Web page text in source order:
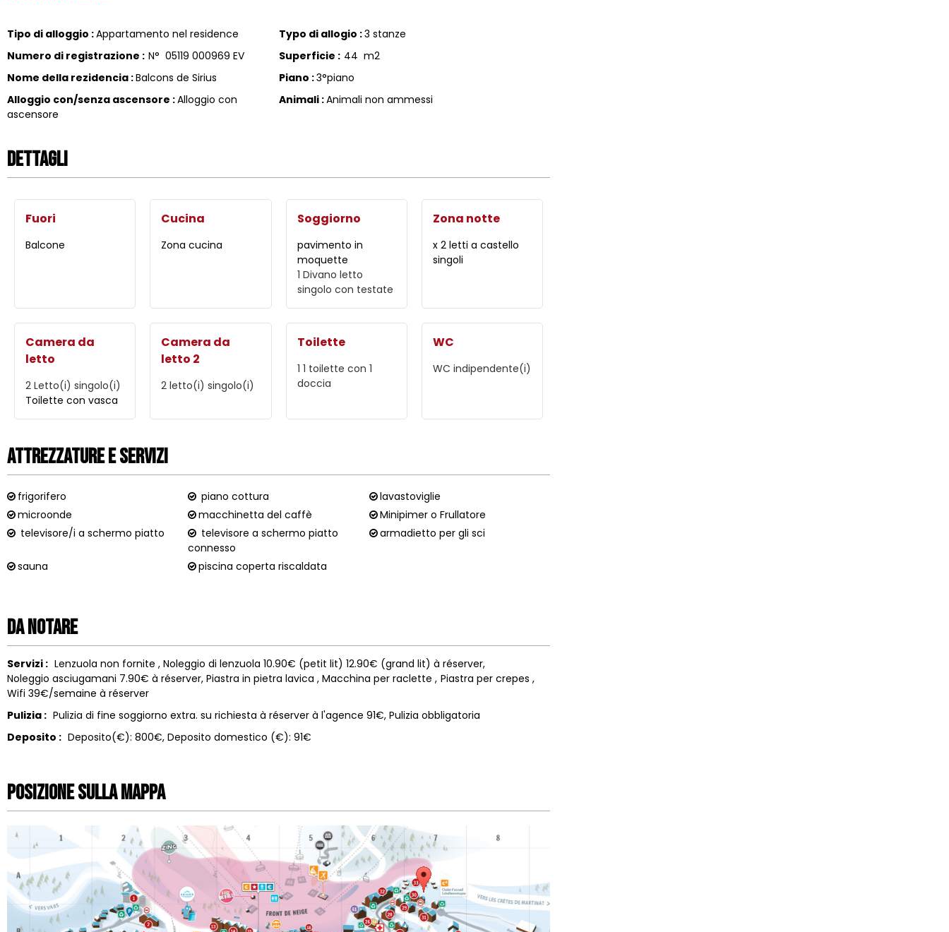
Tipo di alloggio :Appartamento nel residence Typo di allogio :3 stanze
Numero di registrazione : N° 05119 000969 EV Superficie : 44 m2
Nome della rezidencia :Balcons de Sirius Piano :3°piano
Alloggio con/senza ascensore :Alloggio con
ascensore
Animali :Animali non ammessi
Dettagli
Fuori
Balcone
Cucina
Zona cucina
Soggiorno
pavimento in
moquette
1 Divano letto
singolo con testate
Zona notte
x 2 letti a castello
singoli
Camera da
letto
2 Letto(i) singolo(i)
Toilette con vasca
Camera da
letto 2
2 letto(i) singolo(i)
Toilette
1 1 toilette con 1
doccia
WC
WC indipendente(i)
Attrezzature e Servizi
frigorifero piano cottura
lavastoviglie
microonde
macchinetta del caffè
Minipimer o Frullatore
televisore/i a schermo piatto
televisore a schermo piatto
connesso
armadietto per gli sci
sauna piscina coperta riscaldata
Da notare
Servizi : Lenzuola non fornite Noleggio di lenzuola 10.90€ (petit lit) 12.90€ (grand lit) à réserver
Noleggio asciugamani 7.90€ à réserver Piastra in pietra lavica Macchina per raclette
Piastra per crepes
Wifi 39€/semaine à réserver
Pulizia : Pulizia di fine soggiorno extra. su richiesta à réserver à l'agence 91€ Pulizia obbligatoria
Deposito : Deposito(€): 800€ Deposito domestico (€): 91€
Posizione sulla mappa